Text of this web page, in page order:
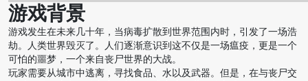
游戏背景
游戏发生在未来几十年，当病毒扩散到世界范围内时，引发了一场浩
劫。人类世界毁灭了。人们逐渐意识到这不仅是一场瘟疫，更是一个
可怕的噩梦，一个来自丧尸世界的大战。
玩家需要从城市中逃离，寻找食品、水以及武器。但是，在与丧尸交